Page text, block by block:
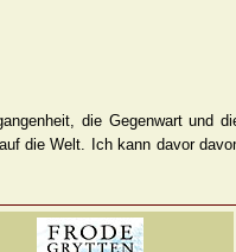
die Gegenwart und
die Welt. Ich kann davor